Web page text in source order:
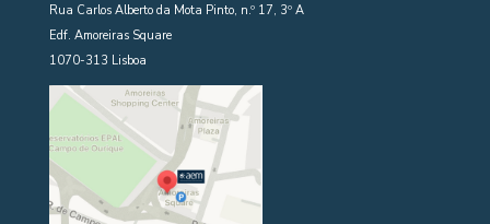
Rua Carlos Alberto da Mota Pinto, n.º 17, 3º A
Edf. Amoreiras Square
1070-313 Lisboa